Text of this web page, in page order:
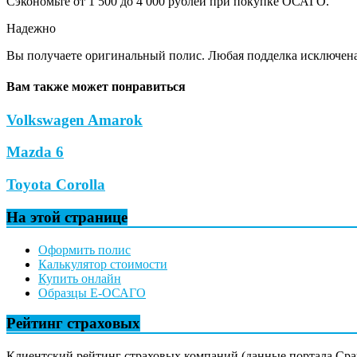
Надежно
Вы получаете оригинальный полис. Любая подделка
Вам также может понравиться
Volkswagen Amarok
Mazda 6
Toyota Corolla
На этой странице
Оформить полис
Калькулятор стоимости
Купить онлайн
Образцы Е-ОСАГО
Рейтинг страховых